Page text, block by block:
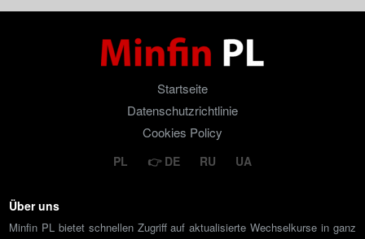
Startseite
Datenschutzrichtlinie
Cookies Policy
PL DE RU UA
Über uns
Minfin PL bietet schnellen Zugriff auf aktualisierte Wechselkurse in ganz